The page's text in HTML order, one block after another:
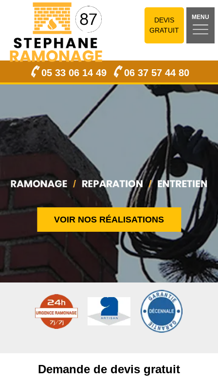
DEVIS
GRATUIT
MENU
05 33 06 14 49 06 37 57 44 80
VOIR NOS RÉALISATIONS
Demande de devis gratuit